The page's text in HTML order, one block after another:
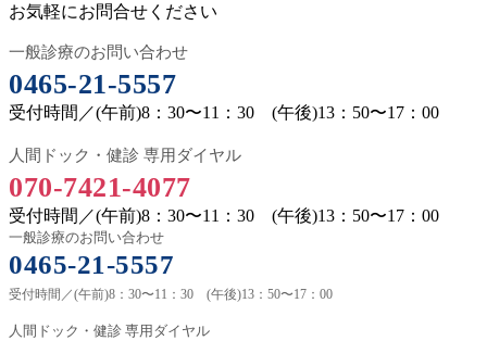
お気軽にお問合せくださ い
一般診療のお問い合わせ
0465-21-5557
受付時間／(午前)8：30〜11：30 (午後)13：50〜17：00
人間ドック・健診 専用ダイヤル
070-7421-4077
受付時間／(午前)8：30〜11：30 (午後)13：50〜17：00
一般診療のお問い合わせ
0465-21-5557
受付時間／(午前)8：30〜11：30 (午後)13：50〜17：00
人間ドック・健診 専用ダイヤル